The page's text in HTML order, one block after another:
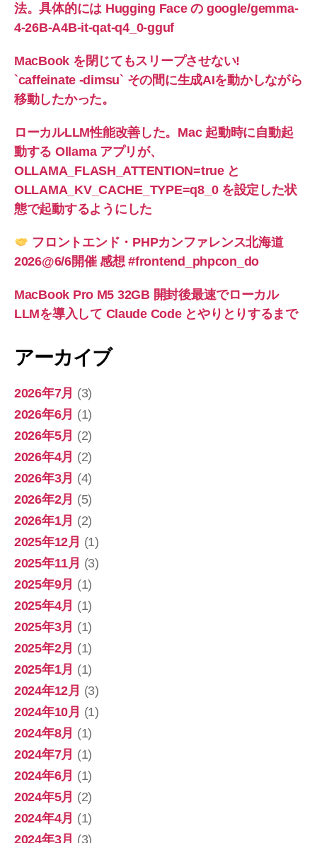
法。具体的には Hugging Face の google/gemma-
4-26B-A4B-it-qat-q4_0-gguf
MacBook を閉じてもスリープさせない!
`caffeinate -dimsu` その間に生成AIを動かしながら
移動したかった。
ローカルLLM性能改善した。Mac 起動時に自動起
動する Ollama アプリが、
OLLAMA_FLASH_ATTENTION=true と
OLLAMA_KV_CACHE_TYPE=q8_0 を設定した状
態で起動するようにした
フロントエンド・PHPカンファレンス北海道
2026@6/6開催 感想 #frontend_phpcon_do
MacBook Pro M5 32GB 開封後最速でローカル
LLMを導入して Claude Code とやりとりするまで
アーカイブ
2026年7月 (3)
2026年6月 (1)
2026年5月 (2)
2026年4月 (2)
2026年3月 (4)
2026年2月 (5)
2026年1月 (2)
2025年12月 (1)
2025年11月 (3)
2025年9月 (1)
2025年4月 (1)
2025年3月 (1)
2025年2月 (1)
2025年1月 (1)
2024年12月 (3)
2024年10月 (1)
2024年8月 (1)
2024年7月 (1)
2024年6月 (1)
2024年5月 (2)
2024年4月 (1)
2024年3月 (3)